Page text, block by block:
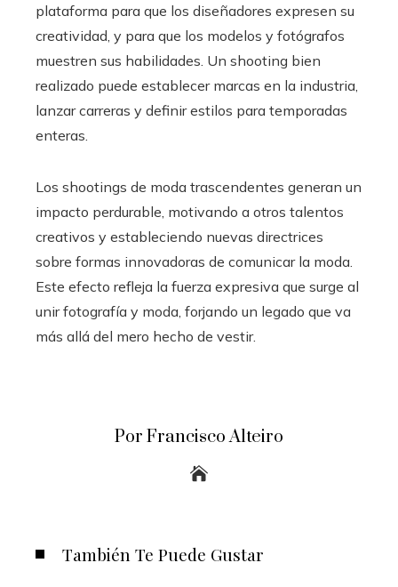
plataforma para que los diseñadores expresen su
creatividad, y para que los modelos y fotógrafos
muestren sus habilidades. Un shooting bien
realizado puede establecer marcas en la industria,
lanzar carreras y definir estilos para temporadas
enteras.
Los shootings de moda trascendentes generan un
impacto perdurable, motivando a otros talentos
creativos y estableciendo nuevas directrices
sobre formas innovadoras de comunicar la moda.
Este efecto refleja la fuerza expresiva que surge al
unir fotografía y moda, forjando un legado que va
más allá del mero hecho de vestir.
Por Francisco Alteiro
También Te Puede Gustar